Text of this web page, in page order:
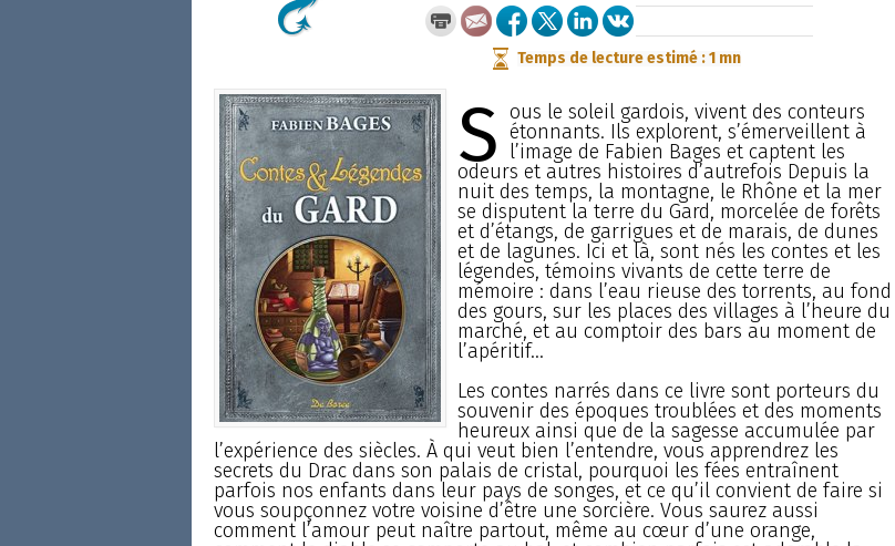
Temps de lecture estimé : 1 mn
S ous le soleil gardois, vivent des conteurs
étonnants. Ils explorent, s’émerveillent à
l’image de Fabien Bages et captent les
odeurs et autres histoires d’autrefois Depuis la
nuit des temps, la montagne, le Rhône et la mer
se disputent la terre du Gard, morcelée de forêts
et d’étangs, de garrigues et de marais, de dunes
et de lagunes. Ici et là, sont nés les contes et les
légendes, témoins vivants de cette terre de
mémoire : dans l’eau rieuse des torrents, au fond
des gours, sur les places des villages à l’heure du
marché, et au comptoir des bars au moment de
l’apéritif...
Les contes narrés dans ce livre sont porteurs du
souvenir des époques troublées et des moments
heureux ainsi que de la sagesse accumulée par
l’expérience des siècles. À qui veut bien l’entendre, vous apprendrez les
secrets du Drac dans son palais de cristal, pourquoi les fées entraînent
parfois nos enfants dans leur pays de songes, et ce qu’il convient de faire si
vous soupçonnez votre voisine d’être une sorcière. Vous saurez aussi
comment l’amour peut naître partout, même au cœur d’une orange,